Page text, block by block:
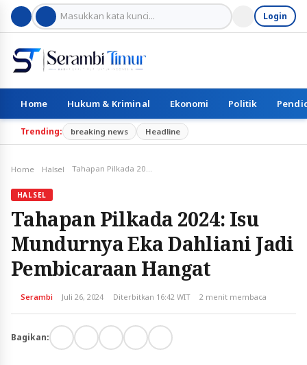
Login
Home Hukum & Kriminal Ekonomi Politik
Trending: breaking news Headline
Home Halsel Tahapan Pilkada 2024: Isu Mundurnya Eka Dahliani Jadi Pembicaraan Hangat
HALSEL
Tahapan Pilkada 2024: Isu
Mundurnya Eka Dahliani Jadi
Pembicaraan Hangat
Serambi Juli 26, 2024 Diterbitkan 16:42 WIT 2 menit membaca
Bagikan: